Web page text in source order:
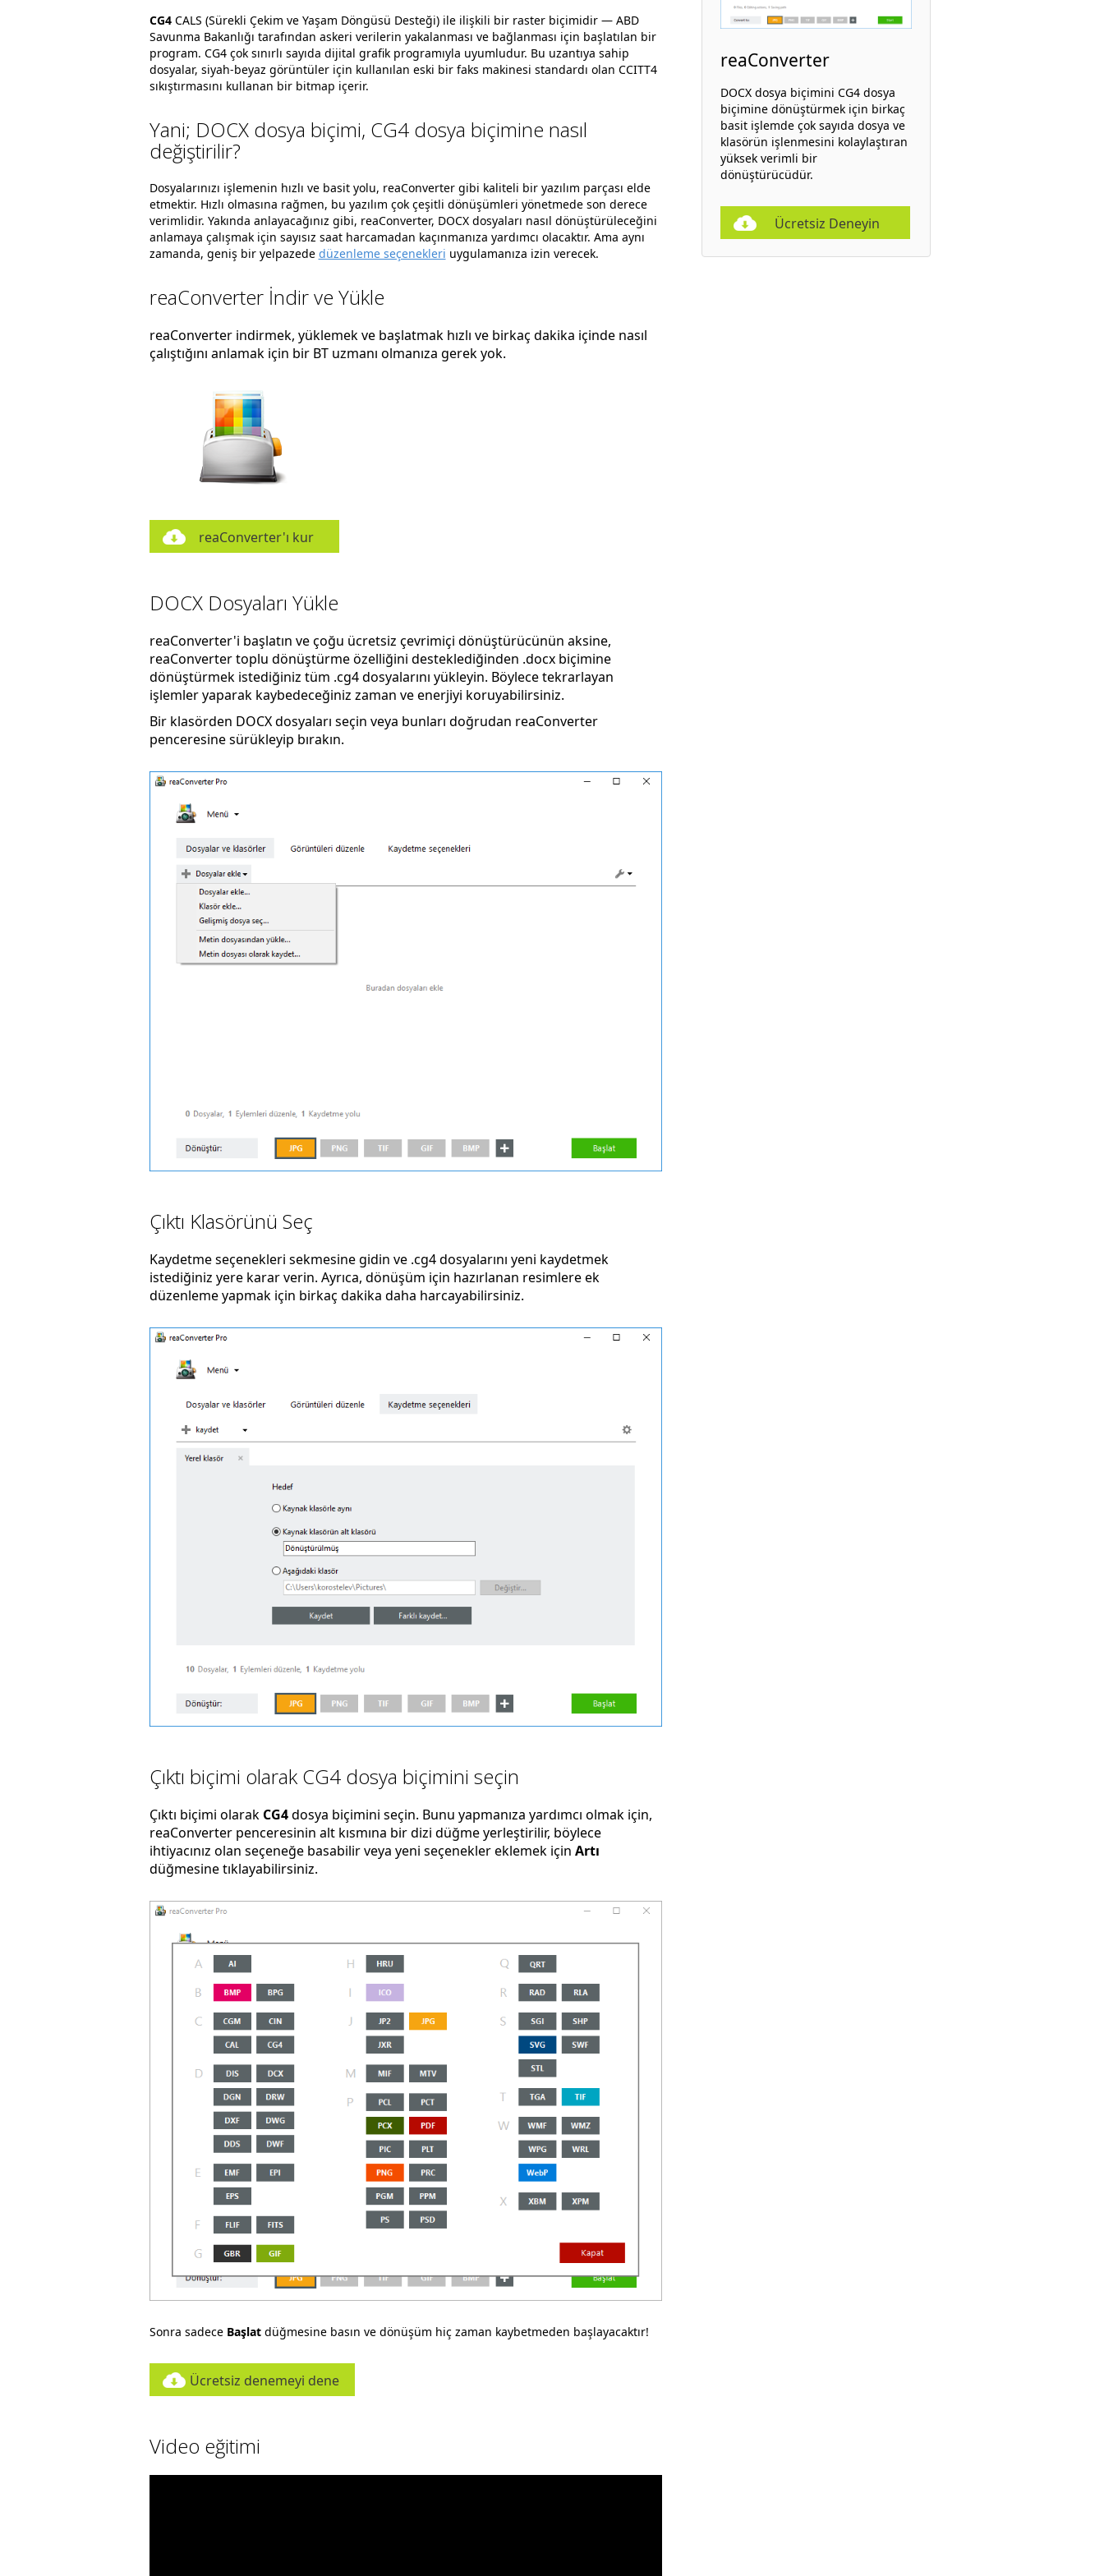
CG4CALS (Sürekli Çekim ve Yaşam Döngüsü Desteği) ile ilişkili bir raster biçimidir — ABD
Savunma Bakanlığı tarafından askeri verilerin yakalanması ve bağlanması için başlatılan bir
program. CG4 çok sınırlı sayıda dijital grafik programıyla uyumludur. Bu uzantıya sahip
dosyalar, siyah-beyaz görüntüler için kullanılan eski bir faks makinesi standardı olan CCITT4
sıkıştırmasını kullanan bir bitmap içerir.
Yani; DOCX dosya biçimi, CG4 dosya biçimine nasıl
değiştirilir?
Dosyalarınızı işlemenin hızlı ve basit yolu, reaConverter gibi kaliteli bir yazılım parçası elde
etmektir. Hızlı olmasına rağmen, bu yazılım çok çeşitli dönüşümleri yönetmede son derece
verimlidir. Yakında anlayacağınız gibi, reaConverter, DOCX dosyaları nasıl dönüştürüleceğini
anlamaya çalışmak için sayısız saat harcamadan kaçınmanıza yardımcı olacaktır. Ama aynı
zamanda, geniş bir yelpazede düzenleme seçenekleri uygulamanıza izin verecek.
reaConverter İndir ve Yükle
reaConverter indirmek, yüklemek ve başlatmak hızlı ve birkaç dakika içinde nasıl
çalıştığını anlamak için bir BT uzmanı olmanıza gerek yok.
reaConverter'ı kur
DOCX Dosyaları Yükle
reaConverter'i başlatın ve çoğu ücretsiz çevrimiçi dönüştürücünün aksine,
reaConverter toplu dönüştürme özelliğini desteklediğinden .docx biçimine
dönüştürmek istediğiniz tüm .cg4 dosyalarını yükleyin. Böylece tekrarlayan
işlemler yaparak kaybedeceğiniz zaman ve enerjiyi koruyabilirsiniz.
Bir klasörden DOCX dosyaları seçin veya bunları doğrudan reaConverter
penceresine sürükleyip bırakın.
Çıktı Klasörünü Seç
Kaydetme seçenekleri sekmesine gidin ve .cg4 dosyalarını yeni kaydetmek
istediğiniz yere karar verin. Ayrıca, dönüşüm için hazırlanan resimlere ek
düzenleme yapmak için birkaç dakika daha harcayabilirsiniz.
Çıktı biçimi olarak CG4 dosya biçimini seçin
Çıktı biçimi olarak CG4dosya biçimini seçin. Bunu yapmanıza yardımcı olmak için,
reaConverter penceresinin alt kısmına bir dizi düğme yerleştirilir, böylece
ihtiyacınız olan seçeneğe basabilir veya yeni seçenekler eklemek için Artı
düğmesine tıklayabilirsiniz.
Sonra sadece Başlatdüğmesine basın ve dönüşüm hiç zaman kaybetmeden başlayacaktır!
Ücretsiz denemeyi dene
Video eğitimi
reaConverter
DOCX dosya biçimini CG4 dosya
biçimine dönüştürmek için birkaç
basit işlemde çok sayıda dosya ve
klasörün işlenmesini kolaylaştıran
yüksek verimli bir
dönüştürücüdür.
Ücretsiz Deneyin